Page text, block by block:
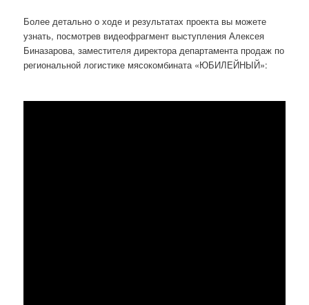
Более детально о ходе и результатах проекта вы можете
узнать, посмотрев видеофрагмент выступления Алексея
Биназарова, заместителя директора департамента продаж по
региональной логистике мясокомбината «ЮБИЛЕЙНЫЙ»: